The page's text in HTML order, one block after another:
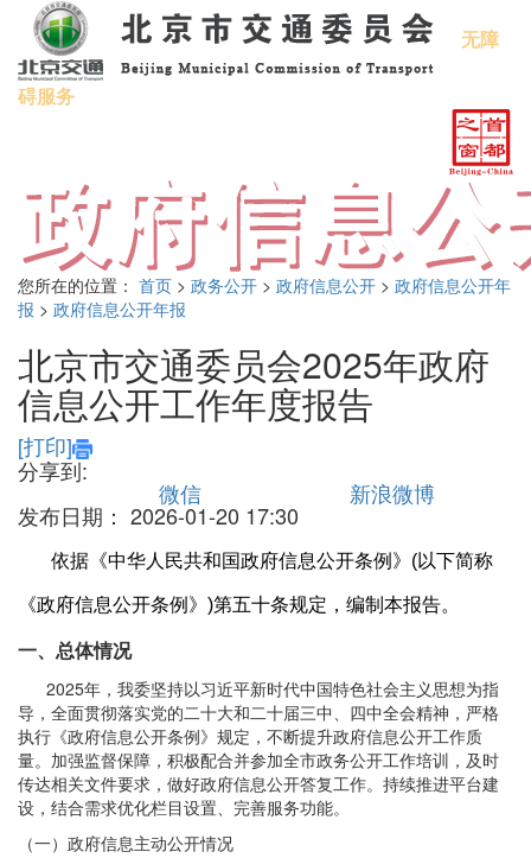
无障
碍服务
您所在的位置： 首页 > 政务公开 > 政府信息公开 > 政府信息公开年
报 > 政府信息公开年报
北京市交通委员会2025年政府
信息公开工作年度报告
[打印]
分享到:
微信 新浪微博
发布日期： 2026-01-20 17:30
依据《中华人民共和国政府信息公开条例》(以下简称
《政府信息公开条例》)第五十条规定，编制本报告。
一、总体情况
2025年，我委坚持以习近平新时代中国特色社会主义思想为指
导，全面贯彻落实党的二十大和二十届三中、四中全会精神，严格
执行《政府信息公开条例》规定，不断提升政府信息公开工作质
量。加强监督保障，积极配合并参加全市政务公开工作培训，及时
传达相关文件要求，做好政府信息公开答复工作。持续推进平台建
设，结合需求优化栏目设置、完善服务功能。
（一）政府信息主动公开情况